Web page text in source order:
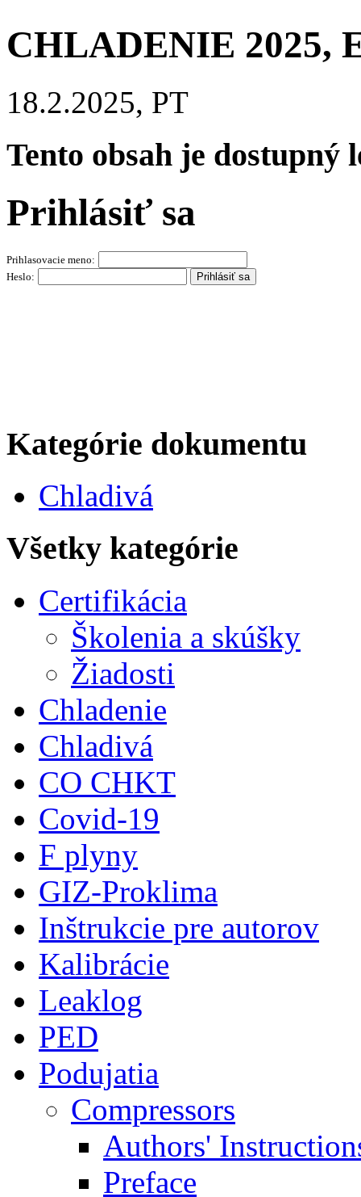
CHLADENIE 2025,
18.2.2025, PT
Tento obsah je dostupný
Prihlásiť sa
Prihlasovacie meno:
Heslo:
Kategórie dokumentu
Chladivá
Všetky kategórie
Certifikácia
Školenia a skúšky
Žiadosti
Chladenie
Chladivá
CO CHKT
Covid-19
F plyny
GIZ-Proklima
Inštrukcie pre autorov
Kalibrácie
Leaklog
PED
Podujatia
Compressors
Authors'
Preface